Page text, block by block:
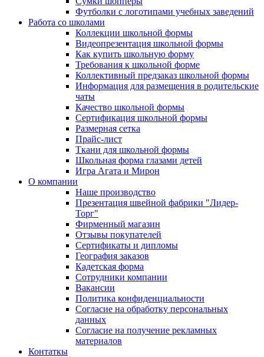
Футболки с логотипами учебных заведений
Работа со школами
Коллекции школьной формы
Видеопрезентация школьной формы
Как купить школьную форму
Требования к школьной форме
Коллективный предзаказ школьной формы
Информация для размещения в родительские
чаты
Качество школьной формы
Сертификация школьной формы
Размерная сетка
Прайс-лист
Ткани для школьной формы
Школьная форма глазами детей
Игра Агата и Мирон
О компании
Наше производство
Презентация швейной фабрики "Лидер-
Торг"
Фирменный магазин
Отзывы покупателей
Сертификаты и дипломы
География заказов
Кадетская форма
Сотрудники компании
Вакансии
Политика конфиденциальности
Согласие на обработку персональных
данных
Согласие на получение рекламных
материалов
Контаткы